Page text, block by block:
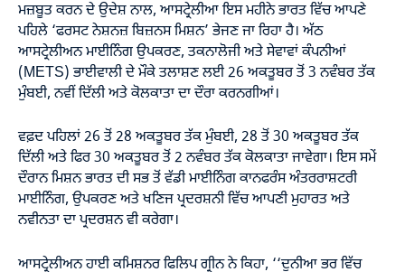
ਮਜ਼ਬੂਤ ਕਰਨ ਦੇ ਉਦੇਸ਼ ਨਾਲ, ਆਸਟ੍ਰੇਲੀਆ ਇਸ ਮਹੀਨੇ ਭਾਰਤ ਵਿੱਚ ਆਪਣੇ
ਪਹਿਲੇ ‘ਫਰਸਟ ਨੇਸ਼ਨਜ਼ ਬਿਜ਼ਨਸ ਮਿਸ਼ਨ’ ਭੇਜਣ ਜਾ ਰਿਹਾ ਹੈ। ਅੱਠ
ਆਸਟ੍ਰੇਲੀਅਨ ਮਾਈਨਿੰਗ ਉਪਕਰਣ, ਤਕਨਾਲੋਜੀ ਅਤੇ ਸੇਵਾਵਾਂ ਕੰਪਨੀਆਂ
(METS) ਭਾਈਵਾਲੀ ਦੇ ਮੌਕੇ ਤਲਾਸ਼ਣ ਲਈ 26 ਅਕਤੂਬਰ ਤੋਂ 3 ਨਵੰਬਰ ਤੱਕ
ਮੁੰਬਈ, ਨਵੀਂ ਦਿੱਲੀ ਅਤੇ ਕੋਲਕਾਤਾ ਦਾ ਦੌਰਾ ਕਰਨਗੀਆਂ।
ਵਫ਼ਦ ਪਹਿਲਾਂ 26 ਤੋਂ 28 ਅਕਤੂਬਰ ਤੱਕ ਮੁੰਬਈ, 28 ਤੋਂ 30 ਅਕਤੂਬਰ ਤੱਕ
ਦਿੱਲੀ ਅਤੇ ਫਿਰ 30 ਅਕਤੂਬਰ ਤੋਂ 2 ਨਵੰਬਰ ਤੱਕ ਕੋਲਕਾਤਾ ਜਾਵੇਗਾ। ਇਸ ਸਮੇਂ
ਦੌਰਾਨ ਮਿਸ਼ਨ ਭਾਰਤ ਦੀ ਸਭ ਤੋਂ ਵੱਡੀ ਮਾਈਨਿੰਗ ਕਾਨਫਰੰਸ ਅੰਤਰਰਾਸ਼ਟਰੀ
ਮਾਈਨਿੰਗ, ਉਪਕਰਣ ਅਤੇ ਖਣਿਜ ਪ੍ਰਦਰਸ਼ਨੀ ਵਿੱਚ ਆਪਣੀ ਮੁਹਾਰਤ ਅਤੇ
ਨਵੀਨਤਾ ਦਾ ਪ੍ਰਦਰਸ਼ਨ ਵੀ ਕਰੇਗਾ।
ਆਸਟ੍ਰੇਲੀਅਨ ਹਾਈ ਕਮਿਸ਼ਨਰ ਫਿਲਿਪ ਗ੍ਰੀਨ ਨੇ ਕਿਹਾ, ‘‘ਦੁਨੀਆ ਭਰ ਵਿੱਚ